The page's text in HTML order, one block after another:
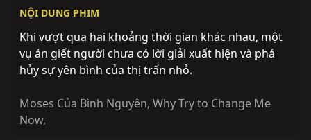
NỘI DUNG PHIM
Khi vượt qua hai khoảng thời gian khác nhau, một
vụ án giết người chưa có lời giải xuất hiện và phá
hủy sự yên bình của thị trấn nhỏ.
Moses Của Bình Nguyên, Why Try to Change Me
Now,